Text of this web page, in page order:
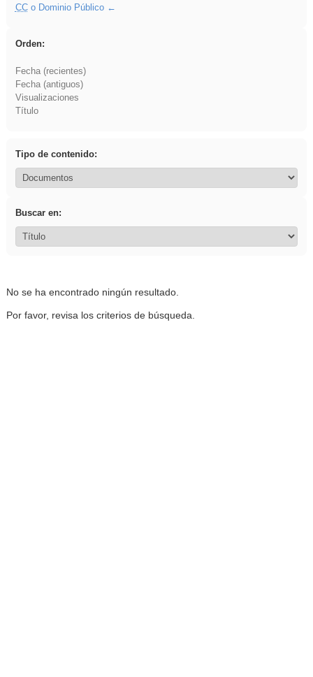
CCo Dominio Público
Orden:
Fecha (recientes)
Fecha (antiguos)
Visualizaciones
Título
Tipo de contenido:
Buscar en:
No se ha encontrado ningún resultado.
Por favor, revisa los criterios de búsqueda.